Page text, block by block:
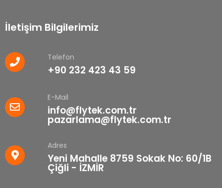
İletişim Bilgilerimiz
Telefon
+90 232 423 43 59
E-Mail
info@flytek.com.tr
pazarlama@flytek.com.tr
Adres
Yeni Mahalle 8759 Sokak No: 60/1B
Çiğli - İZMİR